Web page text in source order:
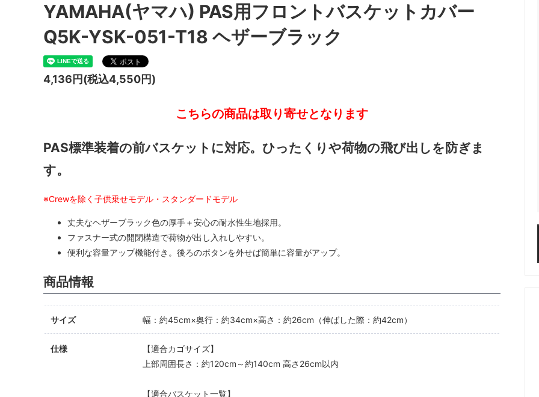
YAMAHA(ヤマハ) PAS用フロントバスケットカバー
Q5K-YSK-051-T18 ヘザーブラック
4,136円(税込4,550円)
こちらの商品は取り寄せとなります
PAS標準装着の前バスケットに対応。ひったくりや荷物の飛び出しを防ぎま
す。
※Crewを除く子供乗せモデル・スタンダードモデル
丈夫なヘザーブラック色の厚手＋安心の耐水性生地採用。
ファスナー式の開閉構造で荷物が出し入れしやすい。
便利な容量アップ機能付き。後ろのボタンを外せば簡単に容量がアップ。
商品情報
サイズ 幅：約45cm×奥行：約34cm×高さ：約26cm（伸ばした際：約42cm）
仕様
【適合カゴサイズ】
上部周囲長さ：約120cm～約140cm 高さ26cm以内
【適合バスケット一覧】